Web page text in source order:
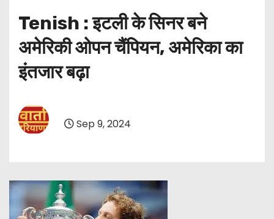
Tenish : इटली के सिनर बने
अमेरिकी ओपन चैंपियन, अमेरिका का
इंतजार बढ़ा
Sep 9, 2024